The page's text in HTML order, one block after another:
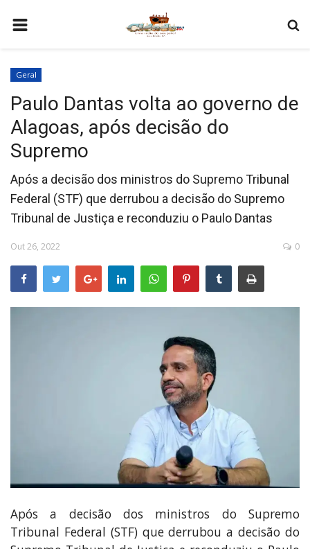
COMO SER PARCEIRO
PROGRAMAÇÃO
QUEM SOMOS
CONTATO
Geral
Paulo Dantas volta ao governo de
Alagoas, após decisão do
Supremo
Após a decisão dos ministros do Supremo Tribunal
Federal (STF) que derrubou a decisão do Supremo
Tribunal de Justiça e reconduziu o Paulo Dantas
Out 26, 2022 0
Após a decisão dos ministros do Supremo
Tribunal Federal (STF) que derrubou a decisão do